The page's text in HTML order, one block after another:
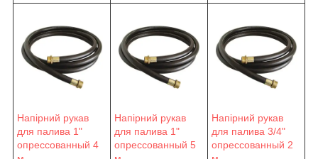
Напірний рукав
для палива 1"
опрессованный 4
Напірний рукав
для палива 1"
опрессованный 5
Напірний рукав
для палива 3/4"
опрессованный 2